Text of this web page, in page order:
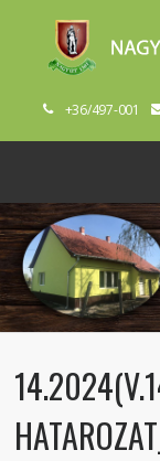
+36/497-001